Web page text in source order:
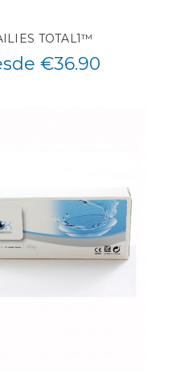
TOTAL1™
€36.90